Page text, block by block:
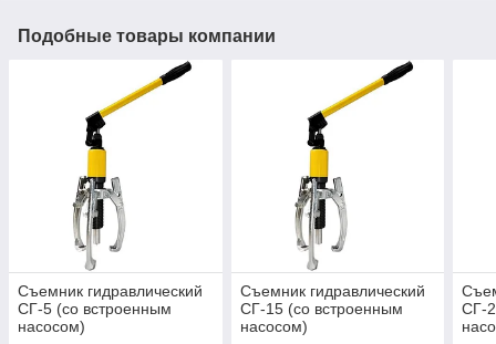
Подобные товары компании
Съемник гидравлический
СГ-5 (со встроенным
насосом)
Съемник гидравлический
СГ-15 (со встроенным
насосом)
СГ-